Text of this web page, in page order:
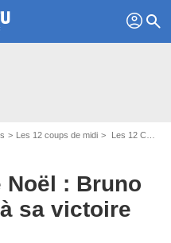
profil search
Les 12 coups de midi Les 12 Coups de Noël : Bruno Hourcade réagit à sa victoire face à Emilien !
Noël : Bruno
sa victoire